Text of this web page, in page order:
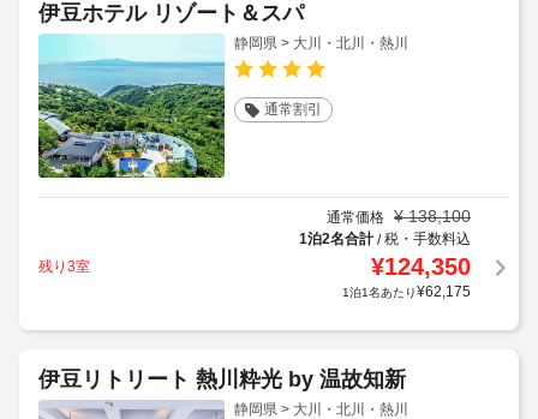
伊豆ホテル リゾート＆スパ
静岡県 > 大川・北川・熱川
通常割引
通常価格 ¥ 138,100
1泊2名合計/税・手数料込
残り3室
¥124,350
1泊1名あたり¥62,175
伊豆リトリート 熱川粋光 by 温故知新
静岡県 > 大川・北川・熱川